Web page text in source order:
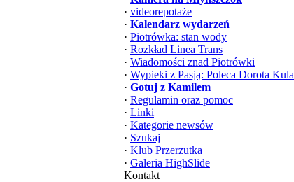
· videorepotaże
· Kalendarz wydarzeń
· Piotrówka: stan wody
· Rozkład Linea Trans
· Wiadomości znad Piotrówki
· Wypieki z Pasją: Poleca Dorota Kula
· Gotuj z Kamilem
· Regulamin oraz pomoc
· Linki
· Kategorie newsów
· Szukaj
· Klub Przerzutka
· Galeria HighSlide
Kontakt